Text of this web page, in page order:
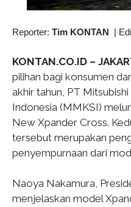
Reporter: Tim KONTAN |
KONTAN.CO.ID –
pilihan bagi konsumen
akhir tahun, PT
Indonesia (MMKSI)
New Xpander Cross.
tersebut merupakan
penyempurnaan dari
Naoya Nakamura,
menjelaskan model